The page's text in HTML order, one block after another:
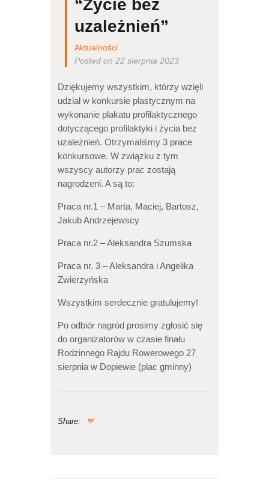
“Życie bez
uzależnień”
Aktualności
Posted on 22 sierpnia 2023
Dziękujemy wszystkim, którzy wzięli
udział w konkursie plastycznym na
wykonanie plakatu profilaktycznego
dotyczącego profilaktyki i życia bez
uzależnień. Otrzymaliśmy 3 prace
konkursowe. W związku z tym
wszyscy autorzy prac zostają
nagrodzeni. A są to:
Praca nr.1 – Marta, Maciej, Bartosz,
Jakub Andrzejewscy
Praca nr.2 – Aleksandra Szumska
Praca nr. 3 – Aleksandra i Angelika
Zwierzyńska
Wszystkim serdecznie gratulujemy!
Po odbiór nagród prosimy zgłosić się
do organizatorów w czasie finału
Rodzinnego Rajdu Rowerowego 27
sierpnia w Dopiewie (plac gminny)
Share: